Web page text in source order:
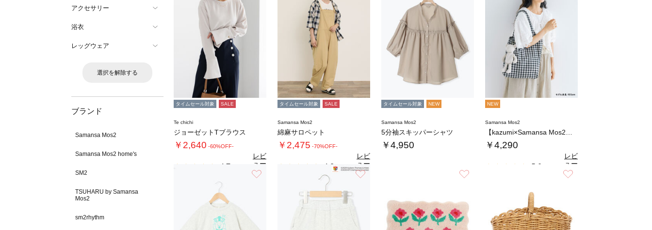
アクセサリー
浴衣
レッグウェア
選択を解除する
ブランド
Samansa Mos2
Samansa Mos2 home's
SM2
TSUHARU by Samansa
Mos2
sm2rhythm
タイムセール対象 SALE
Te chichi
ジョーゼットTブラウス
￥2,640 -60%OFF-
4.7
レビ
ュー
を見
る
タイムセール対象 SALE
Samansa Mos2
綿麻サロペット
￥2,475 -70%OFF-
4.8（9）
レビ
ュー
を見
る
タイムセール対象 NEW
Samansa Mos2
5分袖スキッパーシャツ
￥4,950
NEW
Samansa Mos2
￥4,290
5.0
レビ
ュー
を見
る
お気に入り